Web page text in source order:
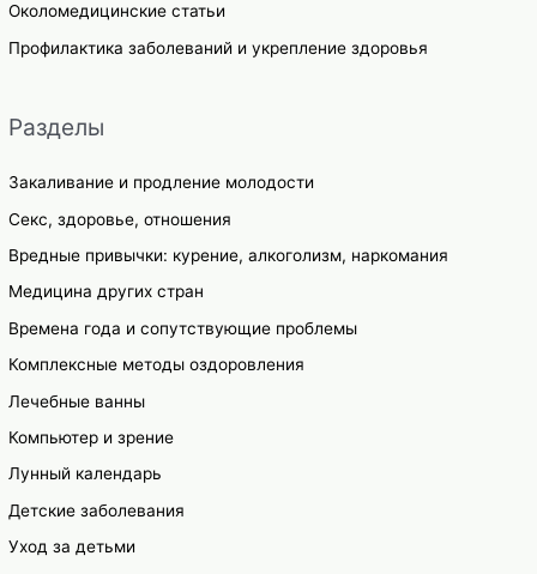
Околомедицинские статьи
Профилактика заболеваний и укрепление здоровья
Разделы
Закаливание и продление молодости
Секс, здоровье, отношения
Вредные привычки: курение, алкоголизм, наркомания
Медицина других стран
Времена года и сопутствующие проблемы
Комплексные методы оздоровления
Лечебные ванны
Компьютер и зрение
Лунный календарь
Детские заболевания
Уход за детьми